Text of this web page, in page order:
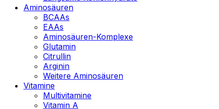
Aminosäuren
BCAAs
EAAs
Aminosäuren-Komplexe
Glutamin
Citrullin
Arginin
Weitere Aminosäuren
Vitamine
Multivitamine
Vitamin A